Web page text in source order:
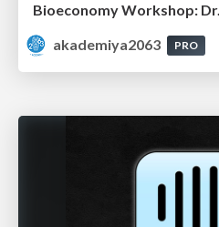
akademiya2063
PRO